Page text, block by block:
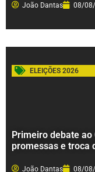
João Dantas 08/
ELEIÇÕES 2026
Primeiro debate ao
promessas e troca
João Dantas 08/